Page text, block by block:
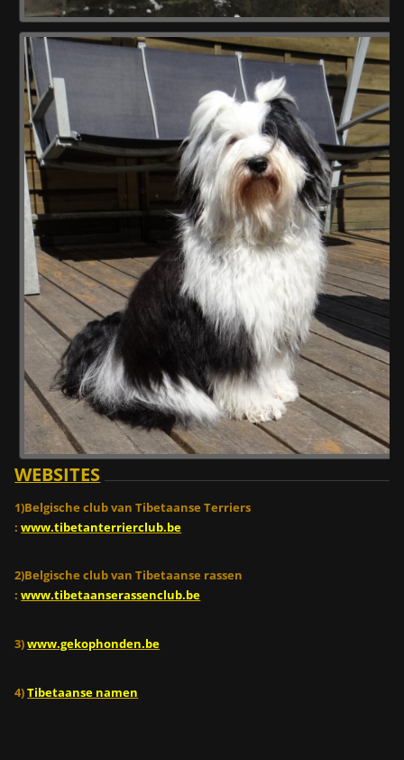
WEBSITES
1)Belgische club van Tibetaanse Terriers
:www.tibetanterrierclub.be
2)Belgische club van Tibetaanse rassen
: www.tibetaanserassenclub.be
3)www.gekophonden.be
4)Tibetaanse namen